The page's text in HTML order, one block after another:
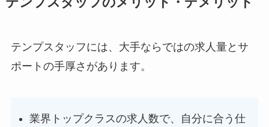
テンプスタッフには、大手ならではの求人量とサ
ポートの手厚さがあります。
業界トップクラスの求人数で、自分に合う仕